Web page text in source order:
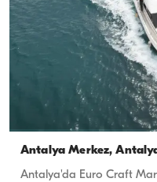
Antalya Merkez,
Antalya'da Euro Craft